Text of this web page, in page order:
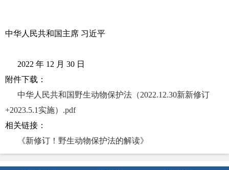
中华人民共和国主席 习近平
2022 年 12 月 30 日
附件下载：
中华人民共和国野生动物保护法（2022.12.30新新修订
+2023.5.1实施）.pdf
相关链接：
《新修订！野生动物保护法的解读》